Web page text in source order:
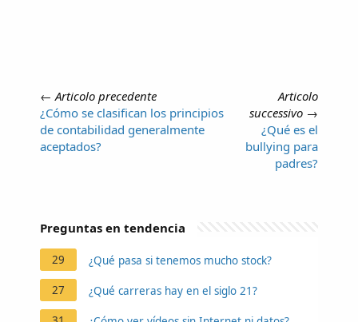
← Articolo precedente
¿Cómo se clasifican los principios
de contabilidad generalmente
aceptados?
Articolo
successivo →
¿Qué es el
bullying para
padres?
Preguntas en tendencia
29 ¿Qué pasa si tenemos mucho stock?
27 ¿Qué carreras hay en el siglo 21?